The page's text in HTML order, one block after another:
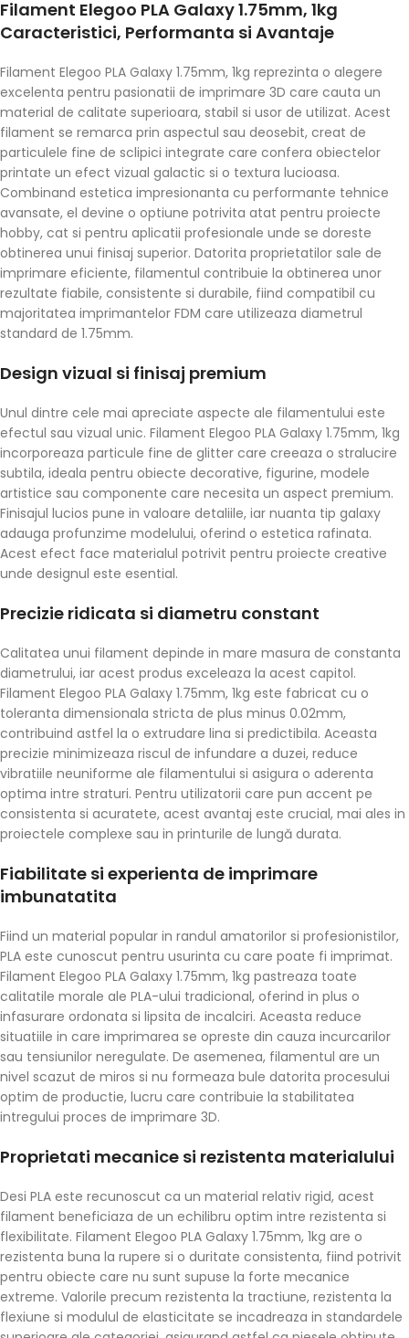
Filament Elegoo PLA Galaxy 1.75mm, 1kg
Caracteristici, Performanta si Avantaje
Filament Elegoo PLA Galaxy 1.75mm, 1kg reprezinta o alegere
excelenta pentru pasionatii de imprimare 3D care cauta un
material de calitate superioara, stabil si usor de utilizat. Acest
filament se remarca prin aspectul sau deosebit, creat de
particulele fine de sclipici integrate care confera obiectelor
printate un efect vizual galactic si o textura lucioasa.
Combinand estetica impresionanta cu performante tehnice
avansate, el devine o optiune potrivita atat pentru proiecte
hobby, cat si pentru aplicatii profesionale unde se doreste
obtinerea unui finisaj superior. Datorita proprietatilor sale de
imprimare eficiente, filamentul contribuie la obtinerea unor
rezultate fiabile, consistente si durabile, fiind compatibil cu
majoritatea imprimantelor FDM care utilizeaza diametrul
standard de 1.75mm.
Design vizual si finisaj premium
Unul dintre cele mai apreciate aspecte ale filamentului este
efectul sau vizual unic. Filament Elegoo PLA Galaxy 1.75mm, 1kg
incorporeaza particule fine de glitter care creeaza o stralucire
subtila, ideala pentru obiecte decorative, figurine, modele
artistice sau componente care necesita un aspect premium.
Finisajul lucios pune in valoare detaliile, iar nuanta tip galaxy
adauga profunzime modelului, oferind o estetica rafinata.
Acest efect face materialul potrivit pentru proiecte creative
unde designul este esential.
Precizie ridicata si diametru constant
Calitatea unui filament depinde in mare masura de constanta
diametrului, iar acest produs exceleaza la acest capitol.
Filament Elegoo PLA Galaxy 1.75mm, 1kg este fabricat cu o
toleranta dimensionala stricta de plus minus 0.02mm,
contribuind astfel la o extrudare lina si predictibila. Aceasta
precizie minimizeaza riscul de infundare a duzei, reduce
vibratiile neuniforme ale filamentului si asigura o aderenta
optima intre straturi. Pentru utilizatorii care pun accent pe
consistenta si acuratete, acest avantaj este crucial, mai ales in
proiectele complexe sau in printurile de lungă durata.
Fiabilitate si experienta de imprimare
imbunatatita
Fiind un material popular in randul amatorilor si profesionistilor,
PLA este cunoscut pentru usurinta cu care poate fi imprimat.
Filament Elegoo PLA Galaxy 1.75mm, 1kg pastreaza toate
calitatile morale ale PLA-ului tradicional, oferind in plus o
infasurare ordonata si lipsita de incalciri. Aceasta reduce
situatiile in care imprimarea se opreste din cauza incurcarilor
sau tensiunilor neregulate. De asemenea, filamentul are un
nivel scazut de miros si nu formeaza bule datorita procesului
optim de productie, lucru care contribuie la stabilitatea
intregului proces de imprimare 3D.
Proprietati mecanice si rezistenta materialului
Desi PLA este recunoscut ca un material relativ rigid, acest
filament beneficiaza de un echilibru optim intre rezistenta si
flexibilitate. Filament Elegoo PLA Galaxy 1.75mm, 1kg are o
rezistenta buna la rupere si o duritate consistenta, fiind potrivit
pentru obiecte care nu sunt supuse la forte mecanice
extreme. Valorile precum rezistenta la tractiune, rezistenta la
flexiune si modulul de elasticitate se incadreaza in standardele